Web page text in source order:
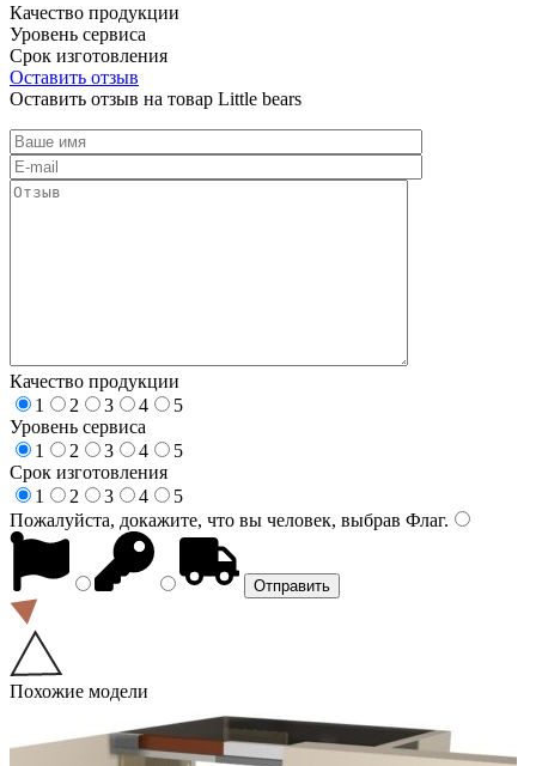
Качество продукции
Уровень сервиса
Срок изготовления
Оставить отзыв
Оставить отзыв на товар Little bears
Качество продукции
1
2 3 4
5
Уровень сервиса
1
2 3 4
5
Срок изготовления
1
2 3 4
5
Пожалуйста, докажите, что вы человек, выбрав Флаг.
Похожие модели